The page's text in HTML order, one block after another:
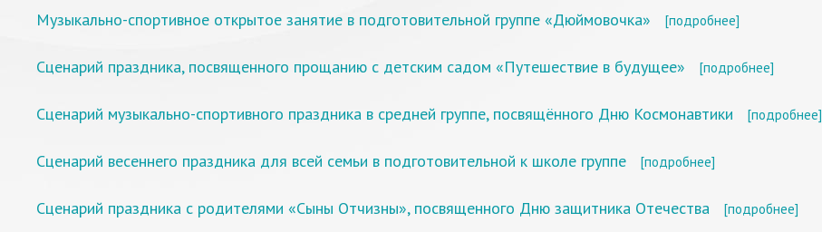
Музыкально-спортивное открытое занятие в подготовительной группе «Дюймовочка» [подробнее]
Сценарий праздника, посвященного прощанию с детским садом «Путешествие в будущее» [подробнее]
Сценарий музыкально-спортивного праздника в средней группе, посвящённого Дню Космонавтики [подробнее]
Сценарий весеннего праздника для всей семьи в подготовительной к школе группе [подробнее]
Сценарий праздника с родителями «Сыны Отчизны», посвященного Дню защитника Отечества [подробнее]